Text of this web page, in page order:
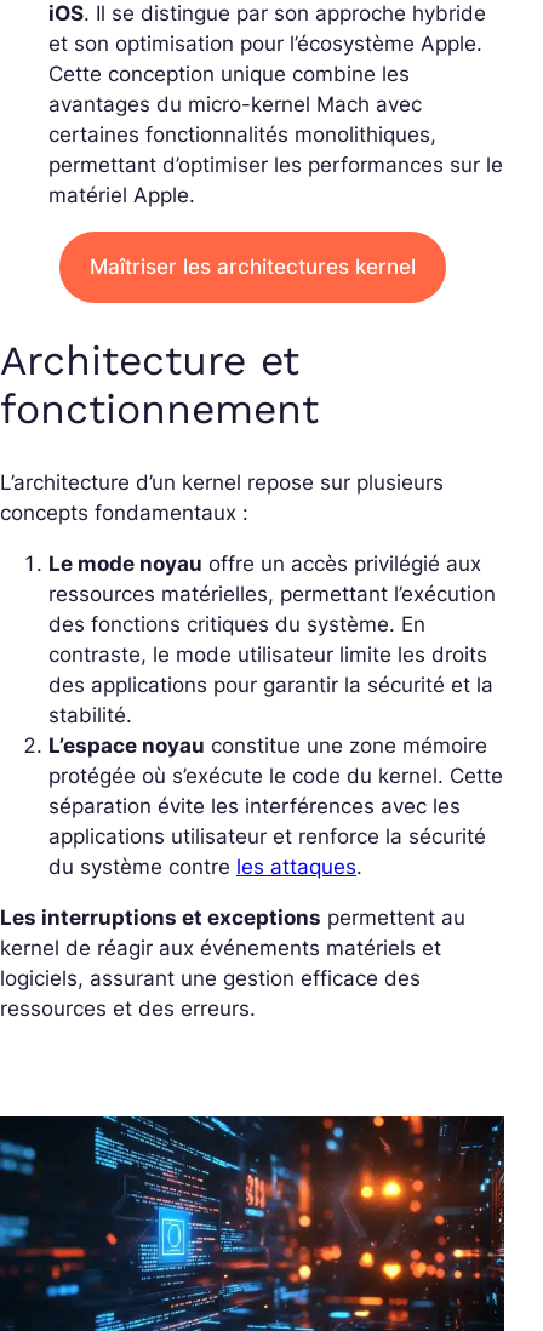
iOS. Il se distingue par son approche hybride
et son optimisation pour l’écosystème Apple.
Cette conception unique combine les
avantages du micro-kernel Mach avec
certaines fonctionnalités monolithiques,
permettant d’optimiser les performances sur le
matériel Apple.
Maîtriser les architectures kernel
Architecture et
fonctionnement
L’architecture d’un kernel repose sur plusieurs
concepts fondamentaux :
Le mode noyau offre un accès privilégié aux
ressources matérielles, permettant l’exécution
des fonctions critiques du système. En
contraste, le mode utilisateur limite les droits
des applications pour garantir la sécurité et la
stabilité.
L’espace noyau constitue une zone mémoire
protégée où s’exécute le code du kernel. Cette
séparation évite les interférences avec les
applications utilisateur et renforce la sécurité
du système contre les attaques.
Les interruptions et exceptions permettent au
kernel de réagir aux événements matériels et
logiciels, assurant une gestion efficace des
ressources et des erreurs.